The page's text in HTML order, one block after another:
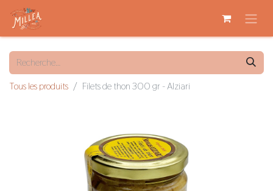
Tous les produits Filets de thon 300 gr - Alziari